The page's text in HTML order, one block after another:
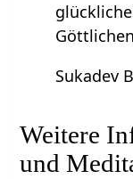
Sukadev
Weitere
und